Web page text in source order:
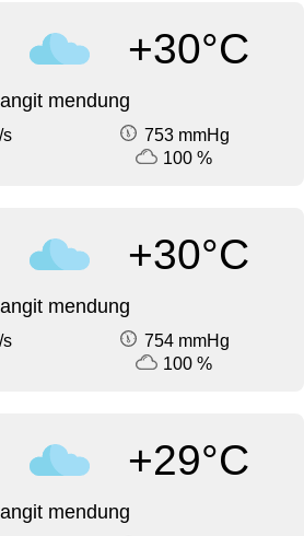
+30°C
mendung
s
753 mmHg
100 %
+30°C
mendung
s
754 mmHg
100 %
+29°C
mendung